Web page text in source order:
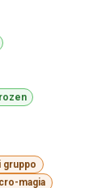
gruppo
magia